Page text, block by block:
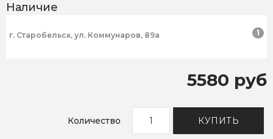
Наличие
г. Старобельск, ул. Коммунаров, 89а 1
5580 руб
Количество КУПИТЬ